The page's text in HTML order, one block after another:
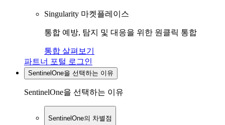
Singularity 마켓플레이스
통합 예방, 탐지 및 대응을 위한 원클릭 통합
통합 살펴보기
파트너 포털 로그인
SentinelOne을 선택하는 이유
SentinelOne을 선택하는 이유
SentinelOne의 차별점